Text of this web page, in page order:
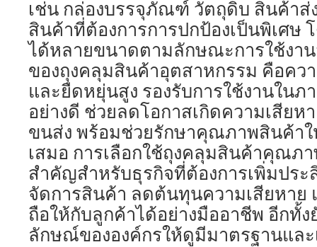
เช่น กล่องบรรจุภัณฑ์ วัตถุดิบ สินค้าส่
สินค้าที่ต้องการการปกป้องเป็นพิเศษ
ได้หลายขนาดตามลักษณะการใช้งา
ของถุงคลุมสินค้าอุตสาหกรรม คือคว
และยืดหยุ่นสูง รองรับการใช้งานใน
อย่างดี ช่วยลดโอกาสเกิดความเสียห
ขนส่ง พร้อมช่วยรักษาคุณภาพสินค้าใ
เสมอ การเลือกใช้ถุงคลุมสินค้าคุณภา
สำคัญสำหรับธุรกิจที่ต้องการเพิ่มปร
จัดการสินค้า ลดต้นทุนความเสียหาย
ถือให้กับลูกค้าได้อย่างมืออาชีพ อีกทั้ง
ลักษณ์ขององค์กรให้ดูมีมาตรฐานแล